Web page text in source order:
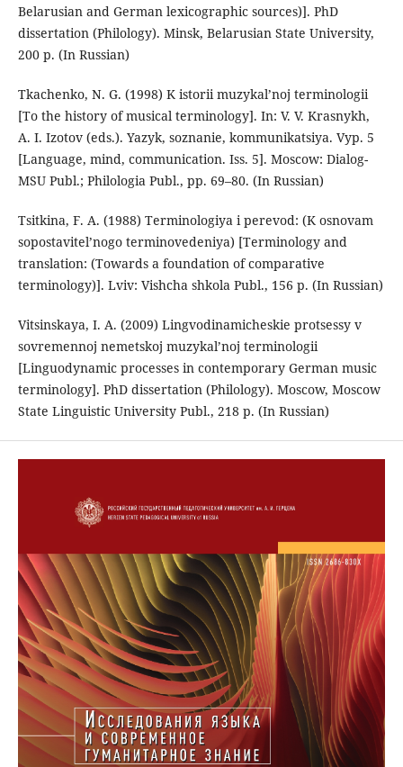
Belarusian and German lexicographic sources)]. PhD
dissertation (Philology). Minsk, Belarusian State University,
200 p. (In Russian)
Tkachenko, N. G. (1998) K istorii muzykal’noj terminologii
[To the history of musical terminology]. In: V. V. Krasnykh,
A. I. Izotov (eds.). Yazyk, soznanie, kommunikatsiya. Vyp. 5
[Language, mind, communication. Iss. 5]. Moscow: Dialog-
MSU Publ.; Philologia Publ., pp. 69–80. (In Russian)
Tsitkina, F. A. (1988) Terminologiya i perevod: (K osnovam
sopostavitel’nogo terminovedeniya) [Terminology and
translation: (Towards a foundation of comparative
terminology)]. Lviv: Vishcha shkola Publ., 156 p. (In Russian)
Vitsinskaya, I. A. (2009) Lingvodinamicheskie protsessy v
sovremennoj nemetskoj muzykal’noj terminologii
[Linguodynamic processes in contemporary German music
terminology]. PhD dissertation (Philology). Moscow, Moscow
State Linguistic University Publ., 218 p. (In Russian)